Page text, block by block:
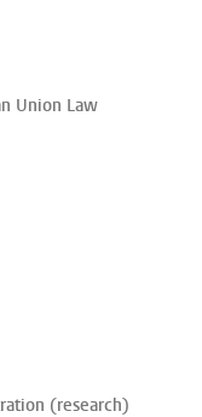
Union Law
(research)